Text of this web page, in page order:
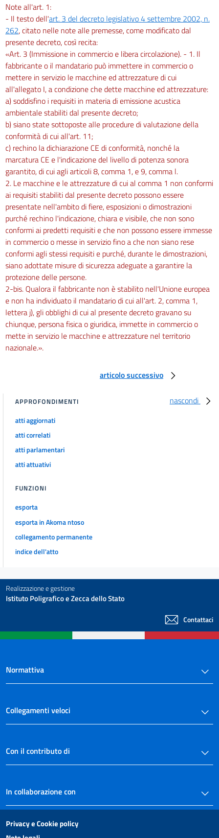
Note all'art. 1:
- Il testo dell'art. 3 del decreto legislativo 4 settembre 2002, n.
262, citato nelle note alle premesse, come modificato dal
presente decreto, così recita:
«Art. 3 (Immissione in commercio e libera circolazione). - 1. Il
fabbricante o il mandatario può immettere in commercio o
mettere in servizio le macchine ed attrezzature di cui
all'allegato I, a condizione che dette macchine ed attrezzature:
a) soddisfino i requisiti in materia di emissione acustica
ambientale stabiliti dal presente decreto;
b) siano state sottoposte alle procedure di valutazione della
conformità di cui all'art. 11;
c) rechino la dichiarazione CE di conformità, nonché la
marcatura CE e l'indicazione del livello di potenza sonora
garantito, di cui agli articoli 8, comma 1, e 9, comma l.
2. Le macchine e le attrezzature di cui al comma 1 non conformi
ai requisiti stabiliti dal presente decreto possono essere
presentate nell'ambito di fiere, esposizioni o dimostrazioni
purché rechino l'indicazione, chiara e visibile, che non sono
conformi ai predetti requisiti e che non possono essere immesse
in commercio o messe in servizio fino a che non siano rese
conformi agli stessi requisiti e purché, durante le dimostrazioni,
siano adottate misure di sicurezza adeguate a garantire la
protezione delle persone.
2-bis. Qualora il fabbricante non è stabilito nell'Unione europea
e non ha individuato il mandatario di cui all'art. 2, comma 1,
lettera j), gli obblighi di cui al presente decreto gravano su
chiunque, persona fisica o giuridica, immette in commercio o
mette in servizio le macchine e attrezzature nel territorio
nazionale.».
articolo successivo
nascondi
APPROFONDIMENTI
atti aggiornati
atti correlati
atti parlamentari
atti attuativi
FUNZIONI
esporta
esporta in Akoma ntoso
collegamento permanente
indice dell'atto
Realizzazione e gestione
Istituto Poligrafico e Zecca dello Stato
Contattaci
Normattiva
Collegamenti veloci
Con il contributo di
In collaborazione con
Privacy e Cookie policy